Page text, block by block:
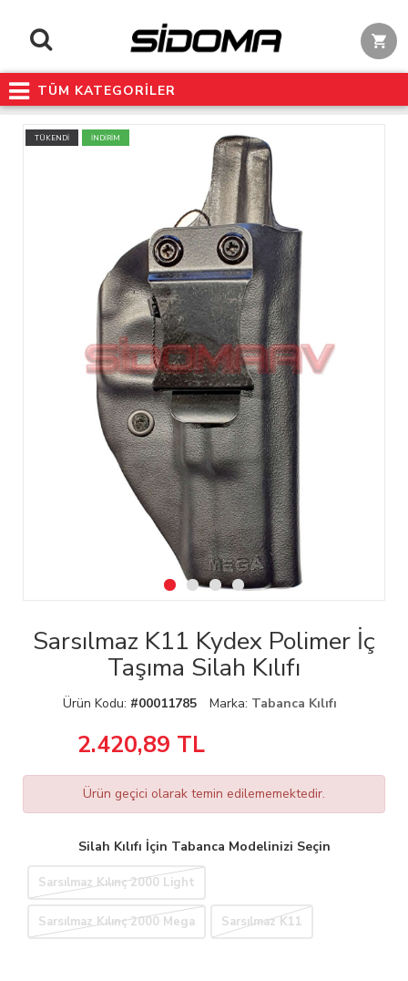
TÜM KATEGORİLER
TÜKENDİ İNDİRİM
Sarsılmaz K11 Kydex Polimer İç
Taşıma Silah Kılıfı
Ürün Kodu: #00011785 Marka: Tabanca Kılıfı
2.420,89 TL
Ürün geçici olarak temin edilememektedir.
Silah Kılıfı İçin Tabanca Modelinizi Seçin
Sarsılmaz Kılınç 2000 Light
Sarsılmaz Kılınç 2000 Mega Sarsılmaz K11